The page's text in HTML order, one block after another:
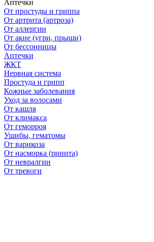
Аптечки
От простуды и гриппа
От артрита (артроза)
От аллергии
От акне (угри, прыщи)
От бессонницы
Аптечки
ЖКТ
Нервная система
Простуда и грипп
Кожные заболевания
Уход за волосами
От кашля
От климакса
От геморроя
Ушибы, гематомы
От варикоза
От насморка (ринита)
От невралгии
От тревоги